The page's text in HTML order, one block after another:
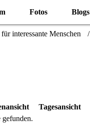
Fotos Blogs
interessante Menschen
Tagesansicht